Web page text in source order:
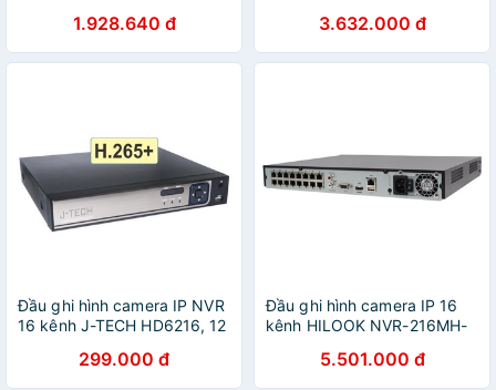
1.928.640 đ 3.632.000 đ
Đầu ghi hình camera IP NVR
16 kênh J-TECH HD6216, 12
NVR-08XT H265 8 kênh
299.000 đ
Đầu ghi hình camera IP 16
kênh HILOOK NVR-216MH-
Hàng chính hãng
5.501.000 đ